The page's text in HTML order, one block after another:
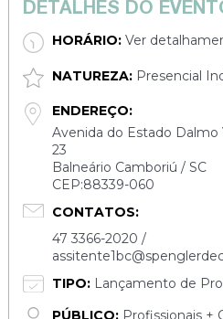
DETALHES DO
HORÁRIO:Ver
NATUREZA:Presencial
ENDEREÇO:
Avenida do Estado Dalmo
23
Balneário Camboriú / SC
CEP:88339-060
CONTATOS:
47 3366-2020 /
TIPO:Lançamento de
PÚBLICO:Profissionais +